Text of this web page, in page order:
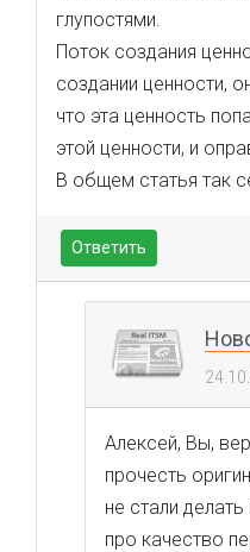
глупостями.
Поток создания
создании ценности,
что эта ценность
этой ценности, и
В общем статья так
Ответить
Алексей, Вы,
прочесть
не стали
про качество